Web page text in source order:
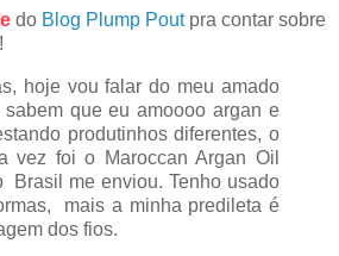
do Blog Plump Poutpra contar sobre
hoje vou falar do meu amado
que eu amoooo argan e
produtinhos diferentes, o
vez foi o Maroccan Argan Oil
Brasil me enviou. Tenho usado
mais a minha predileta é
dos fios.